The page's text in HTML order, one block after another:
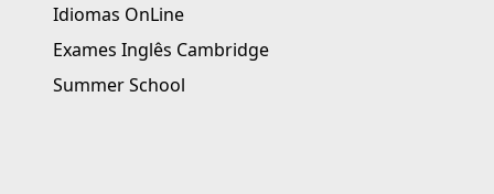
Idiomas OnLine
Exames Inglês Cambridge
Summer School